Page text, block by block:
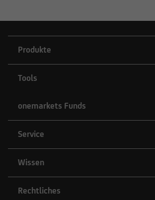
Produkte
Tools
onemarkets Funds
Service
Wissen
Rechtliches